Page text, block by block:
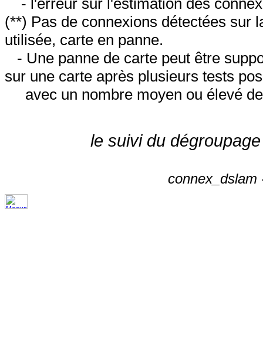
(**) Pas de connexions détectées sur
utilisée, carte en panne.
- Une panne de carte peut être
sur une carte après plusieurs tests
avec un nombre moyen ou élevé
le suivi du
connex_dslam